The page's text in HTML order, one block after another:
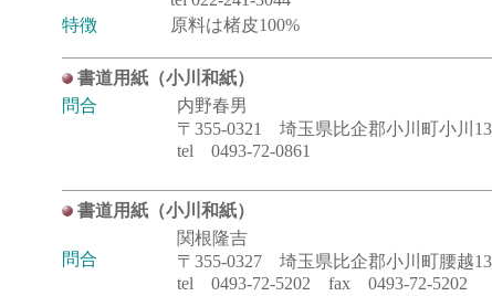
特徴
原料は楮皮100%
書道用紙（小川和紙）
問合
内野春男
〒355-0321 埼玉県比企郡小川町小川
tel 0493-72-0861
書道用紙（小川和紙）
問合
関根隆吉
〒355-0327 埼玉県比企郡小川町腰越
tel 0493-72-5202 fax 0493-72-5202